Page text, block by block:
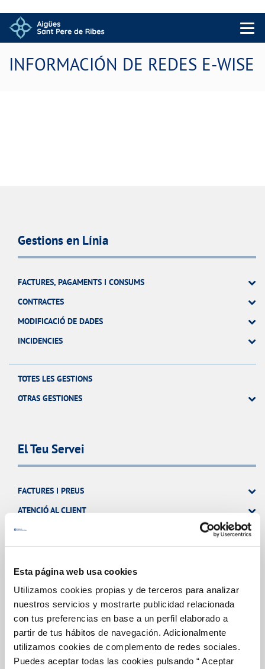
Esta página web usa cookies
Utilizamos cookies propias y de terceros para analizar
nuestros servicios y mostrarte publicidad relacionada
con tus preferencias en base a un perfil elaborado a
partir de tus hábitos de navegación. Adicionalmente
utilizamos cookies de complemento de redes sociales.
Puedes aceptar todas las cookies pulsando “ Aceptar
Menu
INFORMACIÓN DE REDES E-WISE
Gestions en Línia
FACTURES, PAGAMENTS I CONSUMS
CONTRACTES
MODIFICACIÓ DE DADES
INCIDENCIES
TOTES LES GESTIONS
OTRAS GESTIONES
El Teu Servei
FACTURES I PREUS
ATENCIÓ AL CLIENT
COMPROMÍS DE SERVEI
La Teva Aigua
EL NOSTRE PAPER EN EL CICLE URBÀ
QUALITAT
ACTUACIONS A LA XARXA